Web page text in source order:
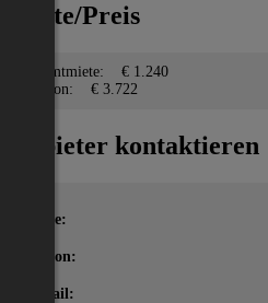
Miete/Preis
Gesamtmiete:
€ 1.240
Kaution:
€ 3.722
Anbieter kontaktieren
Name:
Telefon:
E-Mail: